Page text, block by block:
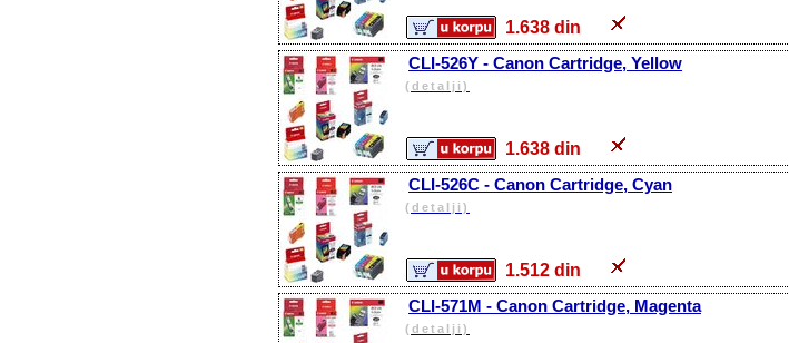
1.638 din
CLI-526Y - Canon Cartridge, Yellow
(detalji)
1.638 din
CLI-526C - Canon Cartridge, Cyan
(detalji)
1.512 din
CLI-571M - Canon Cartridge, Magenta
(detalji)